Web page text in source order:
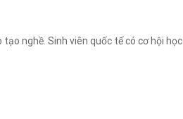
nghề. Sinh viên quốc tế có cơ hội học